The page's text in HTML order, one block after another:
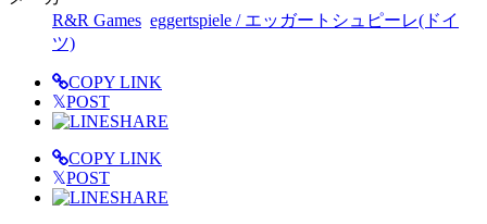
R&R Games eggertspiele / エッガートシュピーレ(ドイ
ツ)
COPY LINK
𝕏POST
SHARE
COPY LINK
𝕏POST
SHARE